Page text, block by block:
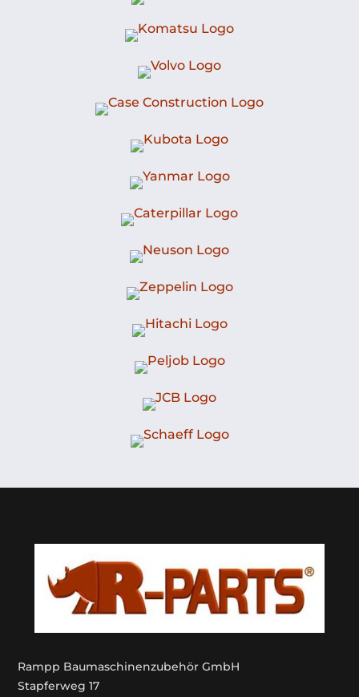
Rampp Baumaschinenzubehör GmbH
Stapferweg 17